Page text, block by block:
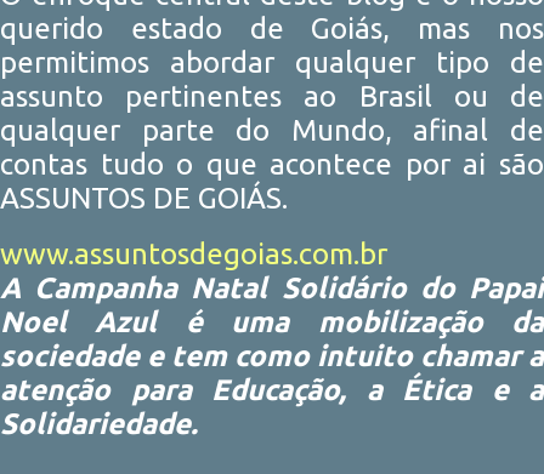
querido estado de Goiás, mas nos
permitimos abordar qualquer tipo de
assunto pertinentes ao Brasil ou de
qualquer parte do Mundo, afinal de
contas tudo o que acontece por ai são
ASSUNTOS DE GOIÁS.
www.assuntosdegoias.com.br
A Campanha Natal Solidário do Papai
Noel Azul é uma mobilização da
sociedade e tem como intuito chamar a
atenção para Educação, a Ética e a
Solidariedade.